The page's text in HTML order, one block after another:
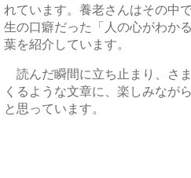
れています。養老さんはその中
生の口癖だった「人の心がわか
葉を紹介しています。
読んだ瞬間に立ち止まり、さ
くるような文章に、楽しみなが
と思っています。